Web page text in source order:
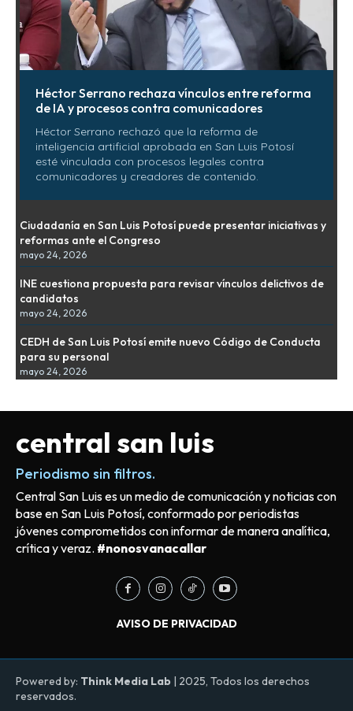
Héctor Serrano rechaza vínculos entre reforma
de IA y procesos contra comunicadores
Héctor Serrano rechazó que la reforma de
inteligencia artificial aprobada en San Luis Potosí
esté vinculada con procesos legales contra
comunicadores y creadores de contenido.
Ciudadanía en San Luis Potosí puede presentar iniciativas y
reformas ante el Congreso
mayo 24, 2026
INE cuestiona propuesta para revisar vínculos delictivos de
candidatos
mayo 24, 2026
CEDH de San Luis Potosí emite nuevo Código de Conducta
para su personal
mayo 24, 2026
central san luis
Periodismo sin filtros.
Central San Luis es un medio de comunicación y noticias con
base en San Luis Potosí, conformado por periodistas
jóvenes comprometidos con informar de manera analítica,
crítica y veraz. #nonosvanacallar
AVISO DE PRIVACIDAD
Powered by: Think Media Lab | 2025, Todos los derechos
reservados.